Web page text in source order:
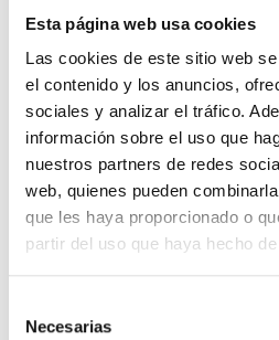
Esta página web usa cookies
Las cookies de este sitio web
el contenido y los anuncios,
sociales y analizar el tráfico.
información sobre el uso que
nuestros partners de redes
web, quienes pueden
que les haya proporcionado o
partir del uso que haya hecho
Necesarias
sistemáticamente escondida en
Cabanon es una construcción
su amigo Rebutato, que lo
próximo, demasiado próximo a
que crea una relación de
realmente chunga que escapa a
pretenda dar en este artículo.